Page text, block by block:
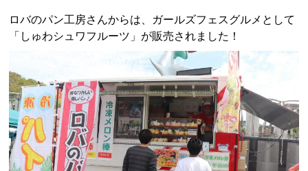
ロバのパン工房さんからは、ガールズフェスグルメとして
「しゅわシュワフルーツ」が販売されました！